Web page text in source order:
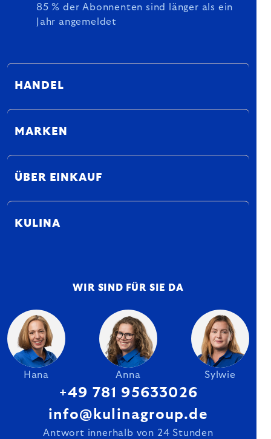
85 % der Abonnenten sind länger als ein
Jahr angemeldet
HANDEL
MARKEN
ÜBER EINKAUF
KULINA
WIR SIND FÜR SIE DA
Hana Anna Sylwie
+49 781 95633026
info@kulinagroup.de
Antwort innerhalb von 24 Stunden